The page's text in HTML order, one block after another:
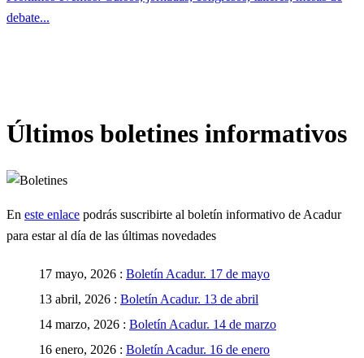
debate...
Últimos boletines informativos
En este enlace podrás suscribirte al boletín informativo de Acadur
para estar al día de las últimas novedades
17 mayo, 2026 : Boletín Acadur. 17 de mayo
13 abril, 2026 : Boletín Acadur. 13 de abril
14 marzo, 2026 : Boletín Acadur. 14 de marzo
16 enero, 2026 : Boletín Acadur. 16 de enero